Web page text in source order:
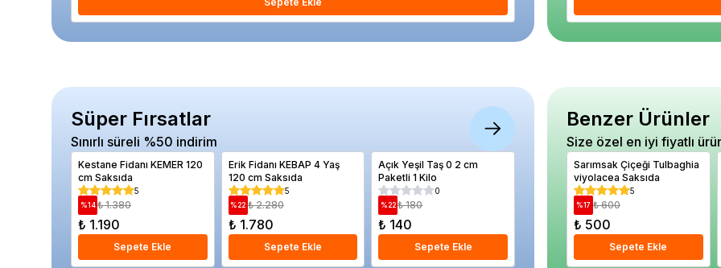
Süper Fırsatlar
Sınırlı süreli %50 indirim
Kestane Fidanı KEMER 120
cm Saksıda
5
%14 ₺ 1.380
₺ 1.190
Sepete Ekle
Erik Fidanı KEBAP 4 Yaş
120 cm Saksıda
5
%22 ₺ 2.280
₺ 1.780
Sepete Ekle
Açık Yeşil Taş 0 2 cm
Paketli 1 Kilo
0
%22 ₺ 180
₺ 140
Sepete Ekle
Biber Toros Aşağı Bakan
Turşuluk Biber Tohumu
Paket 3 gram
5
Sepete Ekle
Göbekli
Papatya
Benzer Ürünler
Size özel en iyi fiyatlı
Sarımsak Çiçeği Tulbaghia
viyolacea Saksıda
5
%17 ₺ 600
₺ 500
Sepete Ekle